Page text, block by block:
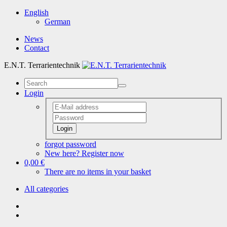
English
German
News
Contact
E.N.T. Terrarientechnik
Login
Login
forgot password
New here? Register now
0,00 €
There are no items in your basket
All categories